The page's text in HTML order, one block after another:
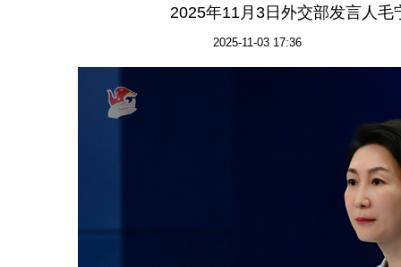
2025年11月3日外交部发言人毛
2025-11-03 17:36